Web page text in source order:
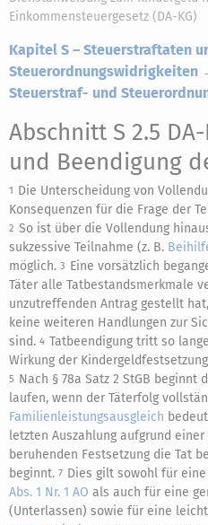
Einkommensteuergesetz (DA-KG)
Kapitel S – Steuerstraftaten
Steuerordnungswidrigkeiten
Steuerstraf- und
Abschnitt S 2.5 DA-
und Beendigung
1 Die Unterscheidung von
Konsequenzen für die Frage der
2 So ist über die Vollendung
sukzessive Teilnahme (z. B.
möglich. 3 Eine vorsätzlich
Täter alle Tatbestandsmerkmale
unzutreffenden Antrag gestellt
keine weiteren Handlungen zur
sind. 4 Tatbeendigung tritt so
Wirkung der
5 Nach § 78a Satz 2 StGB beginnt
laufen, wenn der Täterfolg
Familienleistungsausgleich
letzten Auszahlung aufgrund
beruhenden Festsetzung die Tat
beginnt. 7 Dies gilt sowohl für eine
Abs. 1 Nr. 1 AO als auch für eine
(Unterlassen) sowie für eine